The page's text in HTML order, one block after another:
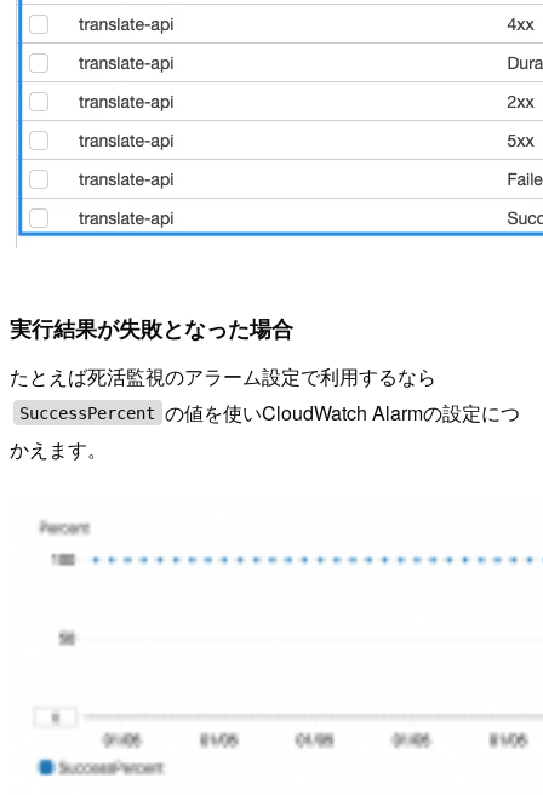
実行結果が失敗となった場合
たとえば死活監視のアラーム設定で利用するなら
SuccessPercent の値を使いCloudWatch Alarmの設定につ
かえます。